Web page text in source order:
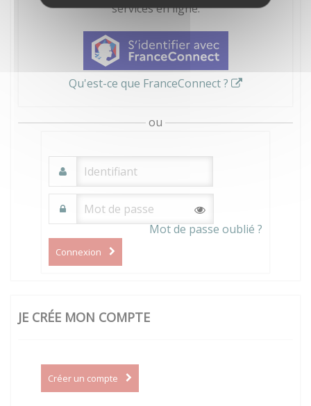
services en ligne.
Qu'est-ce que FranceConnect ?
ou
Mot de passe oublié ?
Connexion
JE CRÉE MON COMPTE
Créer un compte